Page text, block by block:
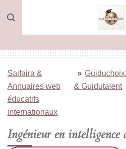
au
contenu
principal
Saifaira &
Annuaires web
éducatifs
internationaux
»
& Guidutalent
Ingénieur en